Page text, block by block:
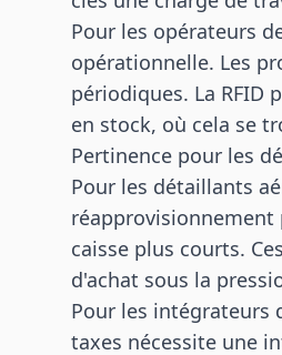
Pour les opérateurs
opérationnelle. Les
périodiques. La RFID
en stock, où cela se
Pertinence pour les
Pour les détaillants
réapprovisionnement
caisse plus courts.
d'achat sous la
Pour les intégrateurs
taxes nécessite une